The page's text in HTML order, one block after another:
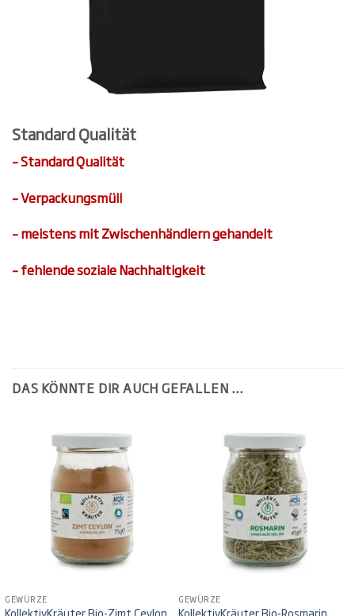
Standard Qualität
– Standard Qualität
– Verpackungsmüll
– meistens mit Zwischenhändlern gehandelt
– fehlende soziale Nachhaltigkeit
DAS KÖNNTE DIR AUCH GEFALLEN …
GEWÜRZE
KollektivKräuter Bio-Zimt Ceylon
GEWÜRZE
KollektivKräuter Bio-Rosmarin